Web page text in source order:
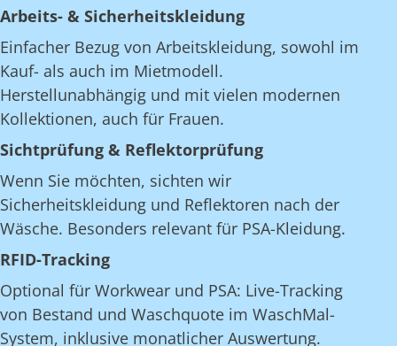
Arbeits- & Sicherheitskleidung
Einfacher Bezug von Arbeitskleidung, sowohl im
Kauf- als auch im Mietmodell.
Herstellunabhängig und mit vielen modernen
Kollektionen, auch für Frauen.
Sichtprüfung & Reflektorprüfung
Wenn Sie möchten, sichten wir
Sicherheitskleidung und Reflektoren nach der
Wäsche. Besonders relevant für PSA-Kleidung.
RFID-Tracking
Optional für Workwear und PSA: Live-Tracking
von Bestand und Waschquote im WaschMal-
System, inklusive monatlicher Auswertung.